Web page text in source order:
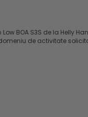
BOA S3S de la Helly
de activitate